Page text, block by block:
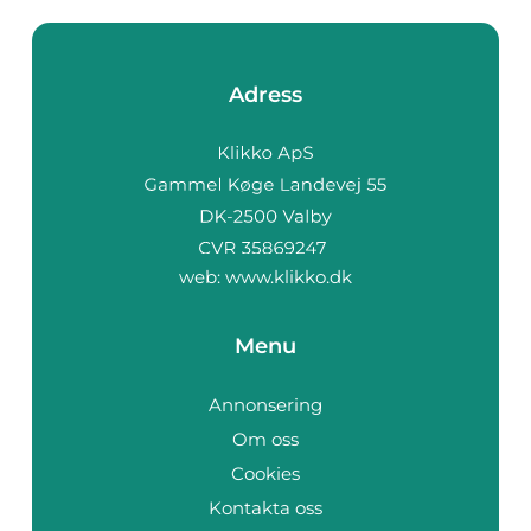
Adress
web: www.klikko.dk
Menu
Annonsering
Om oss
Cookies
Kontakta oss